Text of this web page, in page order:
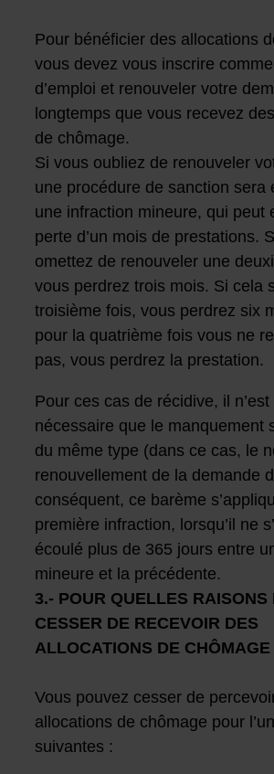
Pour bénéficier des allocations
vous devez vous inscrire
d’emploi et renouveler votre
longtemps que vous recevez
de chômage.
Si vous oubliez de renouveler
une procédure de sanction sera
une infraction mineure, qui peut
perte d’un mois de prestations.
omettez de renouveler une
vous perdrez trois mois. Si cela
troisième fois, vous perdrez six
pour la quatrième fois vous ne
pas, vous perdrez la prestation.
Pour ces cas de récidive, il n’est
nécessaire que le manquement
du même type (dans ce cas, le
renouvellement de la demande
conséquent, ce barème
première infraction, lorsqu’il ne
écoulé plus de 365 jours entre
mineure et la précédente.
3.- POUR QUELLES RAISONS
CESSER DE RECEVOIR DES
ALLOCATIONS DE CHÔMAGE
Vous pouvez cesser de
allocations de chômage pour
suivantes :